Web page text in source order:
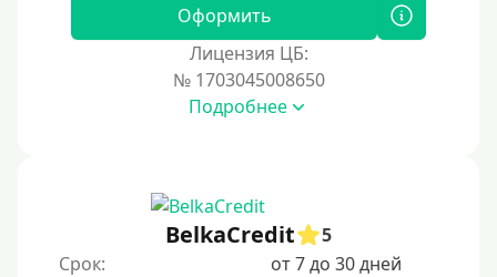
В день обращения
С 21 года
Оформить
Лицензия ЦБ:
№ 1703045008650
Подробнее
BelkaCredit
5
Срок:
от 7 до 30 дней